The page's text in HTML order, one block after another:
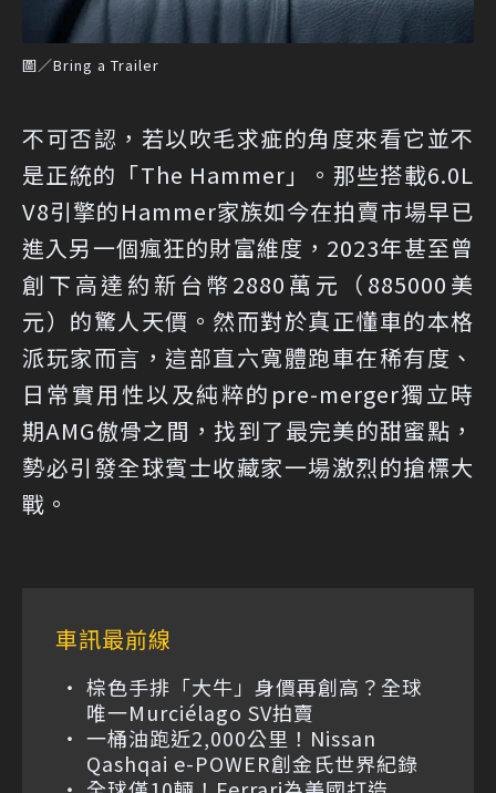
圖／Bring a Trailer
不可否認，若以吹毛求疵的角度來看它並不
是正統的「The Hammer」。那些搭載6.0L
V8引擎的Hammer家族如今在拍賣市場早已
進入另一個瘋狂的財富維度，2023年甚至曾
創下高達約新台幣2880萬元（885000美
元）的驚人天價。然而對於真正懂車的本格
派玩家而言，這部直六寬體跑車在稀有度、
日常實用性以及純粹的pre-merger獨立時
期AMG傲骨之間，找到了最完美的甜蜜點，
勢必引發全球賓士收藏家一場激烈的搶標大
戰。
車訊最前線
棕色手排「大牛」身價再創高？全球
唯一Murciélago SV拍賣
一桶油跑近2,000公里！Nissan
Qashqai e-POWER創金氏世界紀錄